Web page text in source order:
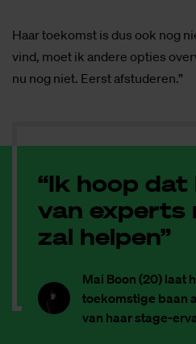
Haar toekomst is dus ook nog
vind, moet ik andere opties
nu nog niet. Eerst afstuderen.”
“Ik hoop
van experts
zal helpen”
Mai Boon (20) laat
toekomstige baan
van haar stage-